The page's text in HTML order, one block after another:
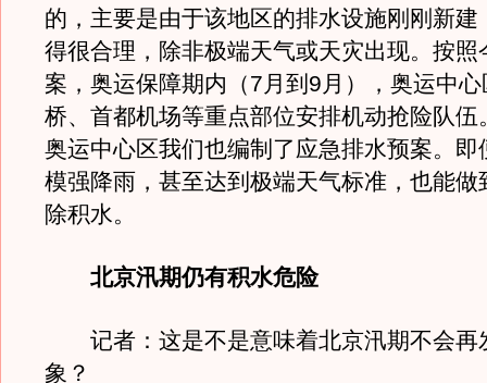
的，主要是由于该地区的排水设施刚刚新建
得很合理，除非极端天气或天灾出现。按照
案，奥运保障期内（7月到9月），奥运中
桥、首都机场等重点部位安排机动抢险队伍
奥运中心区我们也编制了应急排水预案。即
模强降雨，甚至达到极端天气标准，也能做
除积水。
北京汛期仍有积水危险
记者：这是不是意味着北京汛期不会再
象？